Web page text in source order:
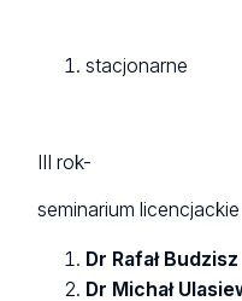
III rok-
seminarium
Dr Rafał Budzisz
Dr Michał